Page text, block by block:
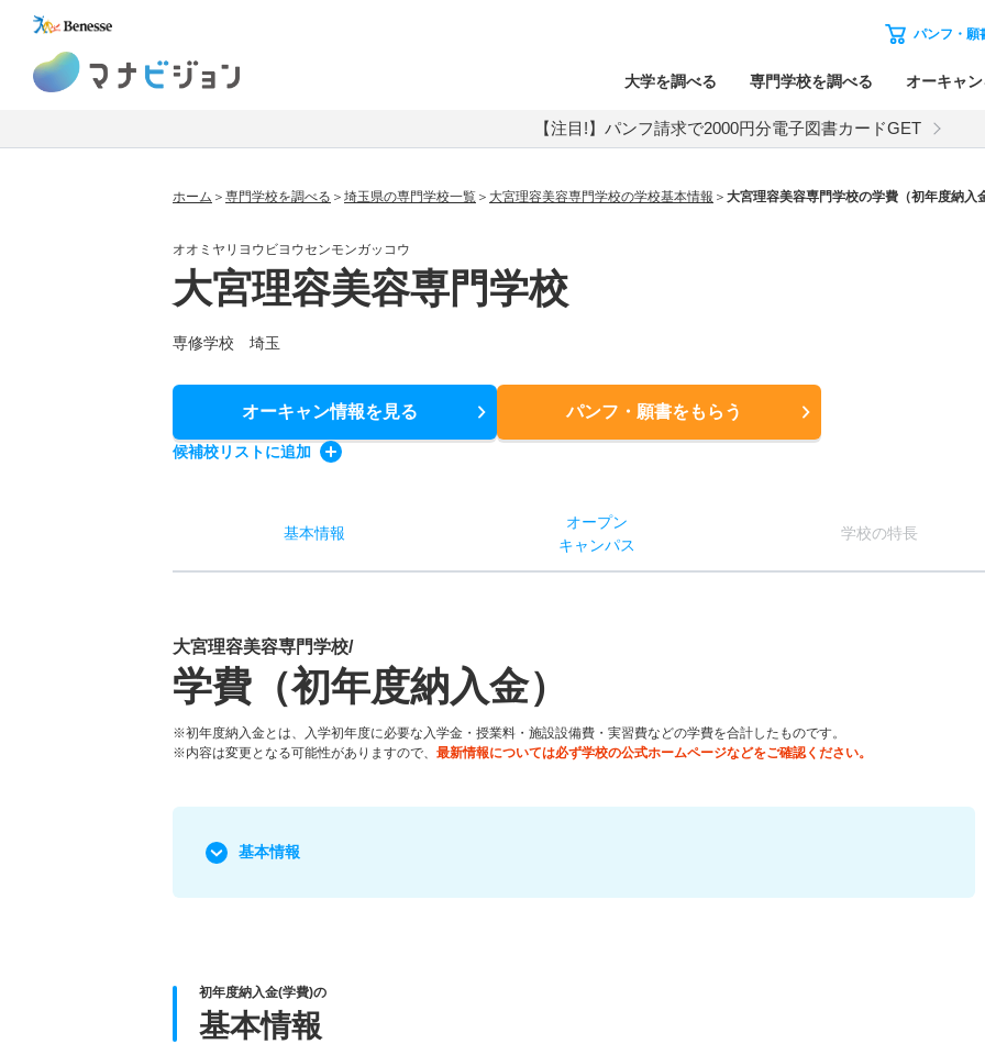
パンフ・願
大学を調べる 専門学校を調べる オーキャ
【注目!】パンフ請求で2000円分電子図書カードGET
ホーム 専門学校を調べる 埼玉県の専門学校一覧 大宮理容美容専門学校の学校基本情報 大宮理容美容専門学校の学費（初年度納入
オオミヤリヨウビヨウセンモンガッコウ
大宮理容美容専門学校
専修学校 埼玉
オーキャン情報を見る パンフ・願書をもらう
候補校リストに追加
基本情報
オープン
キャンパス
学校の特長
大宮理容美容専門学校/
学費（初年度納入金）
※初年度納入金とは、入学初年度に必要な入学金・授業料・施設設備費・実習費などの学費を合計したものです。
※内容は変更となる可能性がありますので、 最新情報については必ず学校の公式ホームページなどをご確認ください。
基本情報
初年度納入金(学費)の
基本情報